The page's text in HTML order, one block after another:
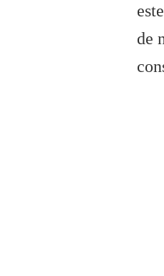
de